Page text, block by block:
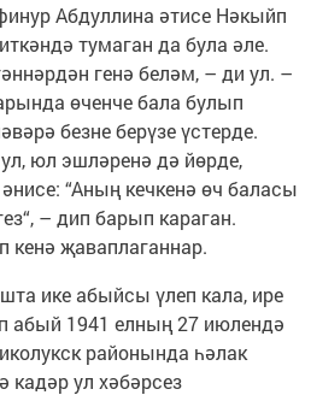
Абдуллина әтисе Нәкыйп
тумаган да була әле.
генә беләм, – ди ул. –
өченче бала булып
безне берүзе үстерде.
юл эшләренә дә йөрде,
“Аның кечкенә өч баласы
– дип барып караган.
кенә җаваплаганнар.
ике абыйсы үлеп кала, ире
абый 1941 елның 27 июлендә
районында һәлак
кадәр ул хәбәрсез